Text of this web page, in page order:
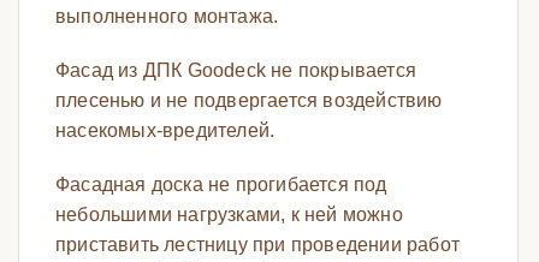
выполненного монтажа.
Фасад из ДПК Goodeck не покрывается
плесенью и не подвергается воздействию
насекомых-вредителей.
Фасадная доска не прогибается под
небольшими нагрузками, к ней можно
приставить лестницу при проведении работ